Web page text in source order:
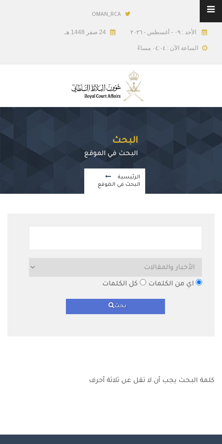
OMAN_RCA
الأحد : ٠٩ - أغسطس - ٢٠٢٦ 24 صفر 1448 هـ
الساعة الآن : ٠٤:٠٤ مساءً
البحث
البحث في الموقع
الرئيسية
البحث في الموقع
اي من الكلمات كل الكلمات
بحث
كلمة البحث يجب أن لا تقل عن ثلاثة أحرف